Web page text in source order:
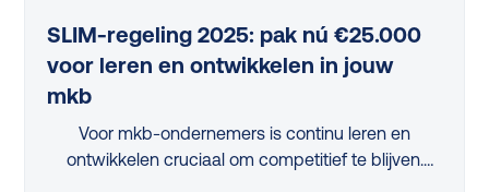
SLIM-regeling 2025: pak nú €25.000
voor leren en ontwikkelen in jouw
mkb
Voor mkb-ondernemers is continu leren en
ontwikkelen cruciaal om competitief te blijven.